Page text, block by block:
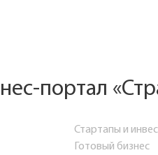
портал
Стартапы и
Готовый бизнес